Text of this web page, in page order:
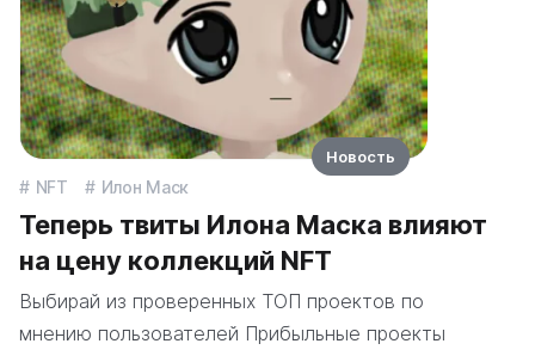
NFT Илон Маск
Теперь твиты Илона Маска влияют
на цену коллекций NFT
Выбирай из проверенных ТОП проектов по
мнению пользователей Прибыльные проекты
Новость